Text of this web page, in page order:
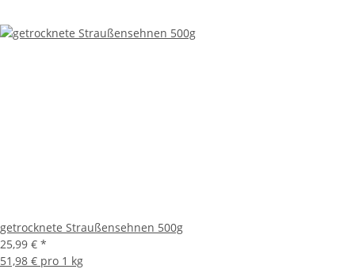
getrocknete Straußensehnen 500g
25,99 € *
51,98 € pro 1 kg